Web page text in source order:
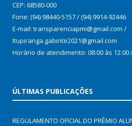
CEP: 68580-000
Fone: (94) 98440-5157 / (94) 9914-92446
E-mail: transparenciapmi@gmail.com /
Itupiranga.gabinte2021@gmail.com
Horário de atendimento: 08:00 às 12:00
ÚLTIMAS PUBLICAÇÕES
REGULAMENTO OFICIAL DO PRÊMIO